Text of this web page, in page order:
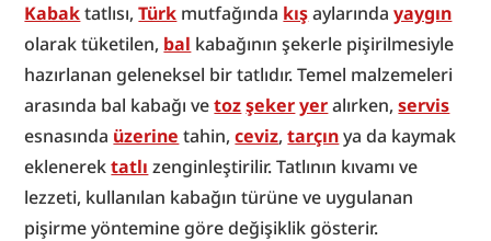
Kabak tatlısı, Türk mutfağında kış aylarında yaygın
olarak tüketilen, bal kabağının şekerle pişirilmesiyle
hazırlanan geleneksel bir tatlıdır. Temel malzemeleri
arasında bal kabağı ve toz şeker yer alırken, servis
esnasında üzerine tahin, ceviz, tarçın ya da kaymak
eklenerek tatlı zenginleştirilir. Tatlının kıvamı ve
lezzeti, kullanılan kabağın türüne ve uygulanan
pişirme yöntemine göre değişiklik gösterir.